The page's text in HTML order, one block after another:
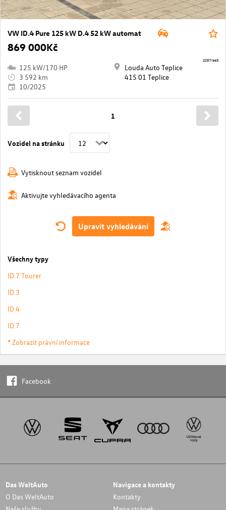
VW ID.4 Pure 125 kW D.4 52 kW automat
869 000Kč
125 kW/170 HP
3 592 km
10/2025
Louda Auto Teplice
415 01 Teplice
2257/663
Vozidel na stránku
1
Vytisknout seznam vozidel
Aktivujte vyhledávacího agenta
Upravit vyhledávání
Všechny typy
ID.7 Tourer
ID.3
ID.4
ID.7
* Zobrazit právní informace
Facebook
Das WeltAuto
O Das WeltAuto
Navigace a kontakty
Kontakty